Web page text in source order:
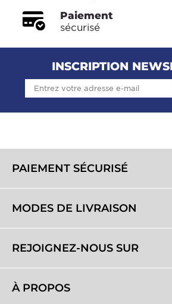
Paiement
sécurisé
INSCRIPTION
PAIEMENT SÉCURISÉ
MODES DE LIVRAISON
REJOIGNEZ-NOUS SUR
À PROPOS